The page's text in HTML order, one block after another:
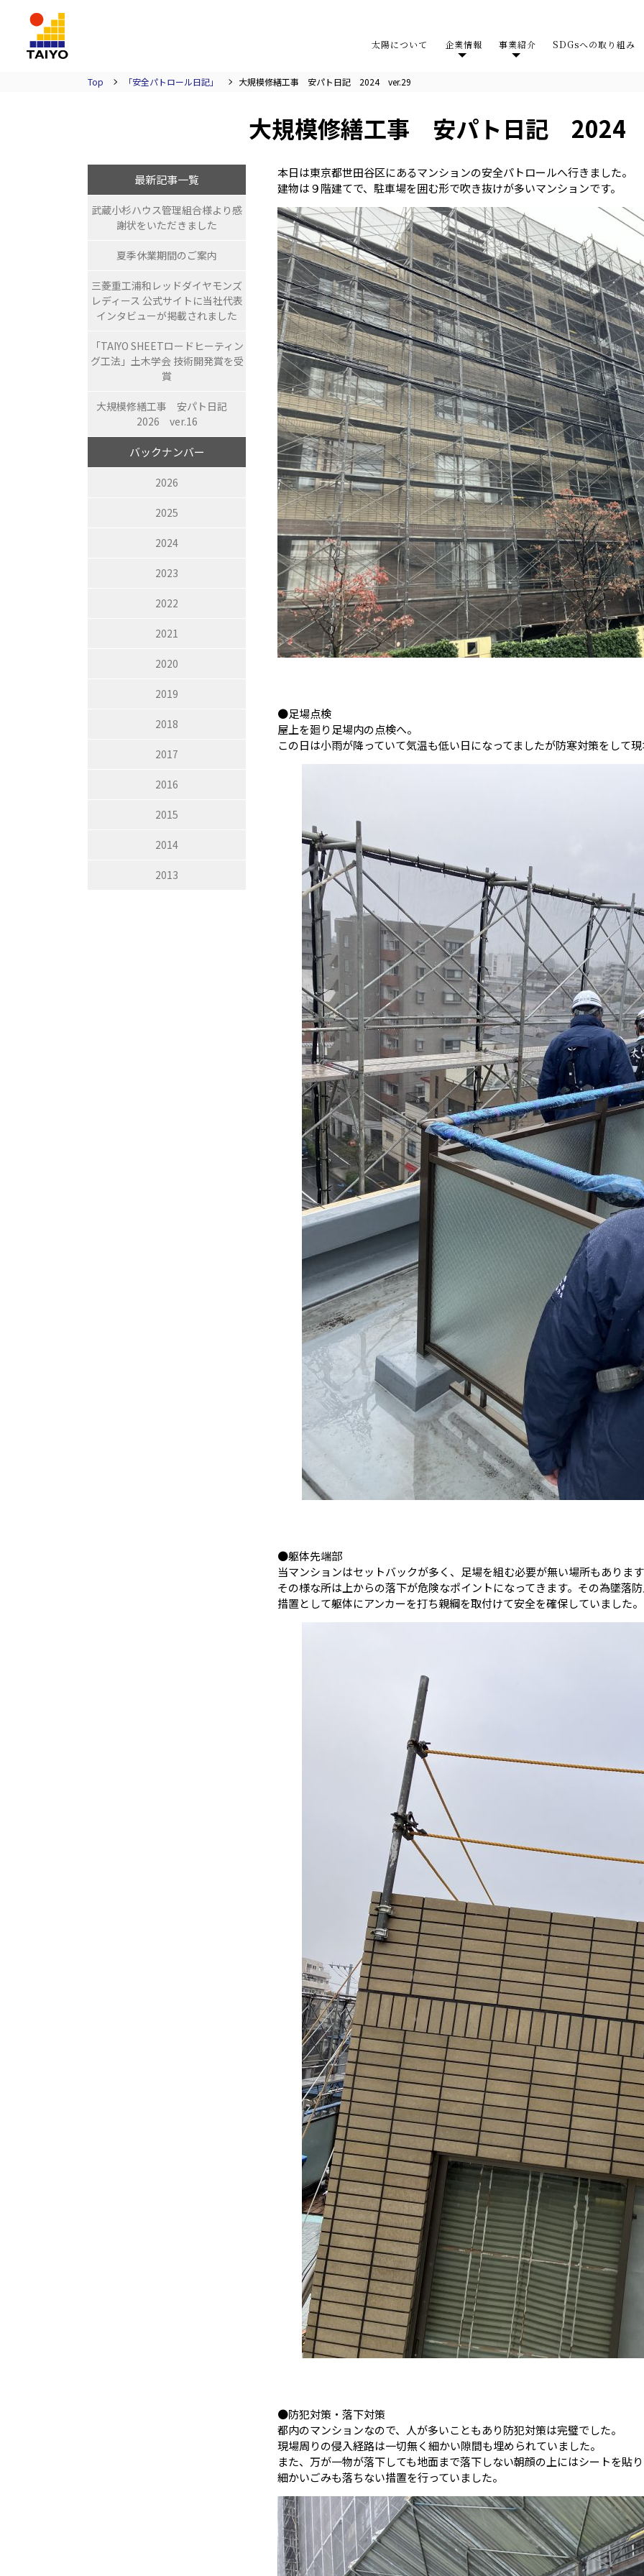
太陽について
企業情報 事業紹介 SDGsへの取り組み
Top 「安全パトロール日記」 大規模修繕工事 安パト日記 2024 ver.29
大規模修繕工事 安パト日記
本日は東京都世田谷区にあるマンションの安全パトロールへ行きました。
建物は９階建てで、駐車場を囲む形で吹き抜けが多いマンションです。
●足場点検
屋上を廻り足場内の点検へ。
この日は小雨が降っていて気温も低い日になってましたが防寒対策をして
●躯体先端部
当マンションはセットバックが多く、足場を組む必要が無い場所もありま
その様な所は上からの落下が危険なポイントになってきます。その為墜落
措置として躯体にアンカーを打ち親綱を取付けて安全を確保していました。
●防犯対策・落下対策
都内のマンションなので、人が多いこともあり防犯対策は完璧でした。
現場周りの侵入経路は一切無く細かい隙間も埋められていました。
また、万が一物が落下しても地面まで落下しない朝顔の上にはシートを貼り
細かいごみも落ちない措置を行っていました。
最新記事一覧
武蔵小杉ハウス管理組合様より感
謝状をいただきました
夏季休業期間のご案内
三菱重工浦和レッドダイヤモンズ
レディース 公式サイトに当社代表
インタビューが掲載されました
「TAIYO SHEETロードヒーティン
グ工法」土木学会 技術開発賞を受
賞
大規模修繕工事 安パト日記
2026 ver.16
バックナンバー
2026
2025
2024
2023
2022
2021
2020
2019
2018
2017
2016
2015
2014
2013